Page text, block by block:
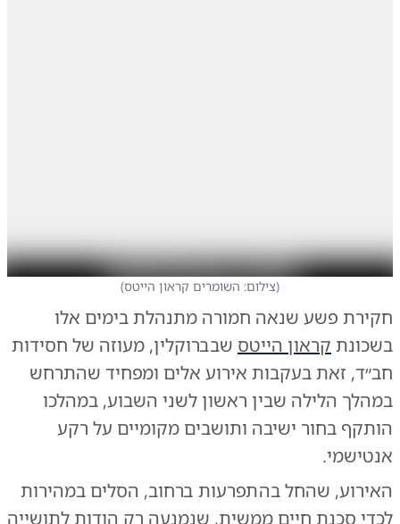
(צילום: השומרים קראון הייטס)
חקירת פשע שנאה חמורה מתנהלת בימים אלו
בשכונת קראון הייטס שבברוקלין, מעוזה של חסידות
חב״ד, זאת בעקבות אירוע אלים ומפחיד שהתרחש
במהלך הלילה שבין ראשון לשני השבוע, במהלכו
הותקף בחור ישיבה ותושבים מקומיים על רקע
אנטישמי.
האירוע, שהחל בהתפרעות ברחוב, הסלים במהירות
לכדי סכנת חיים ממשית, שנמנעה רק הודות לתושייה